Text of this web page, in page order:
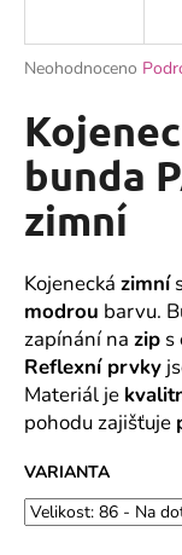
Průměrné
produktu
je
0,0
hvězdiček.
Neohodnoceno
bunda
zimní
Kojenecká zimní
modrou barvu.
zapínání na zip s
Reflexní prvky
Materiál je
pohodu zajišťuje
VARIANTA
j
t
?
D
o
p
o
r
u